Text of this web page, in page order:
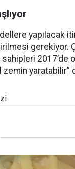
yapılacak
gerekiyor.
2017’de
zemin yaratabilir”